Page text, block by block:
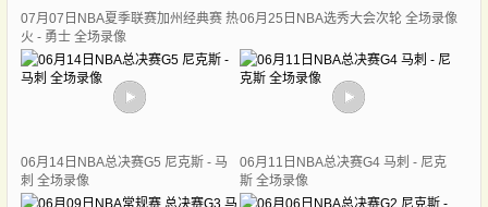
07月07日NBA夏季联赛加州经典赛 热
火 - 勇士 全场录像
06月25日NBA选秀大会次轮 全场录像
06月14日NBA总决赛G5 尼克斯 - 马
刺 全场录像
06月11日NBA总决赛G4 马刺 - 尼克
斯 全场录像